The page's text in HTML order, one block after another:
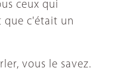
ceux qui
que c'était un
vous le savez.